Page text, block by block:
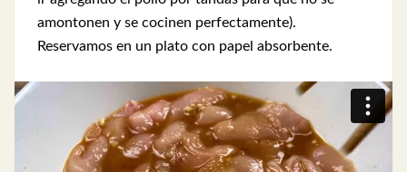
amontonen y se cocinen perfectamente).
Reservamos en un plato con papel absorbente.